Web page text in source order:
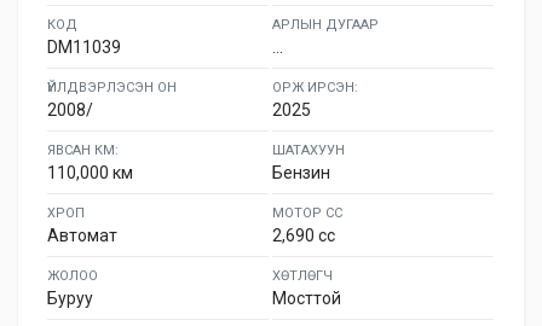
КОД
DM11039
АРЛЫН ДУГААР
ҮЙЛДВЭРЛЭСЭН ОН
2008/
ОРЖ ИРСЭН:
2025
ЯВСАН КМ:
110,000 км
ШАТАХУУН
Бензин
ХРОП
Автомат
МОТОР СС
2,690 cc
ЖОЛОО
Буруу
ХӨТЛӨГЧ
Мосттой